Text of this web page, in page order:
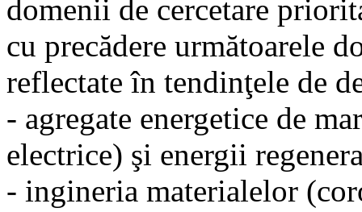
domenii de cercetare
cu precădere următoarele
reflectate în tendinţele de
- agregate energetice de
electrice) şi energii
- ingineria materialelor